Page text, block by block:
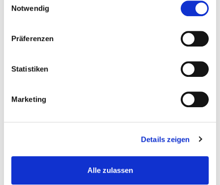
Notwendig
Präferenzen
Statistiken
Marketing
Details zeigen
Alle zulassen
Zubehör